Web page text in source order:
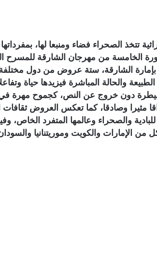
تتخذ الصحراء فضاء ومنبعا لها،
الخامسة من مهرجان الشارقة للمسرح
الشارقة، ستة عروض من دول
والحالة المباشرة فيزيدها حياة
دون خروج عن النص، كجموح مهرة في
مثيرا وصادقا، كما تعكس العروض
والصحراء وعالمها المتفرد الخاص،
من الإمارات والكويت وموريتنانيا